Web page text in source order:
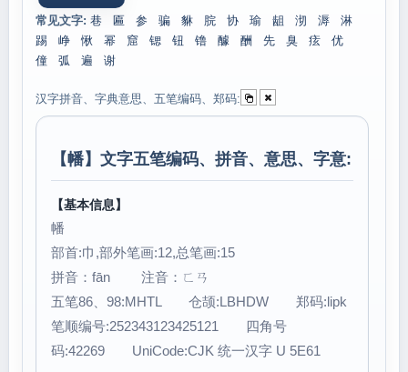
常见文字: 巷 匾 参 骗 貅 脘 协 瑜 龃 沏 溽
淋
踢
峥 愀 幂 窟 锶 钮 镥 醵 酬 先 臭 痃
优
僮
弧 遍 谢
汉字拼音、字典意思、五笔编码、郑码:
【幡】文字五笔编码、拼音、意思、字意:
【基本信息】
幡
部首:巾,部外笔画:12,总笔画:15
拼音：fān 注音：ㄈㄢ
五笔86、98:MHTL 仓颉:LBHDW 郑码:lipk
笔顺编号:252343123425121 四角号
码:42269 UniCode:CJK 统一汉字 U 5E61